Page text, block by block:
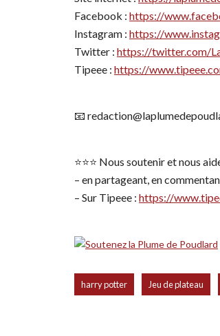
Facebook : https://
Instagram : https://
Twitter : https://twitter.com/
Tipeee : https://
📧
⭐️⭐️⭐️ Nous soutenir et nous
– en partageant, en
– Sur Tipeee : https://
harry potter Jeu de plateau